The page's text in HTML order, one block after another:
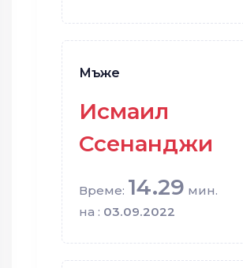
Мъже
Исмаил
Ссенанджи
Време: 14.29 мин.
на : 03.09.2022